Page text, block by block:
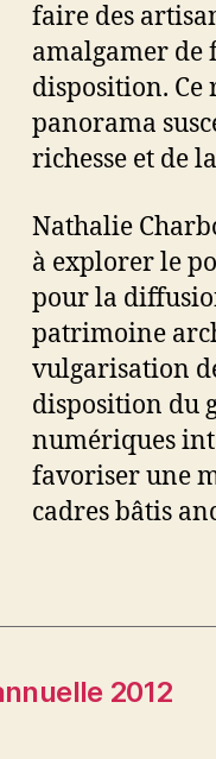
faire des
amalgamer de
disposition. Ce
panorama
richesse et de
Nathalie
à explorer le
pour la
patrimoine
vulgarisation
disposition du
numériques
favoriser une
cadres bâtis
2012